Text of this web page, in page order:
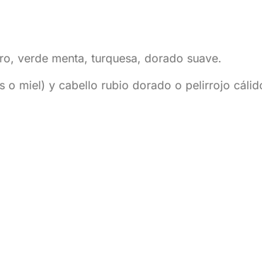
verde menta, turquesa, dorado suave.
o miel) y cabello rubio dorado o pelirrojo